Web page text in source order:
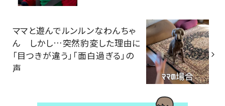
ママと遊んでルンルンなわんちゃ
ん しかし…突然豹変した理由に
「目つきが違う」「面白過ぎる」の
声